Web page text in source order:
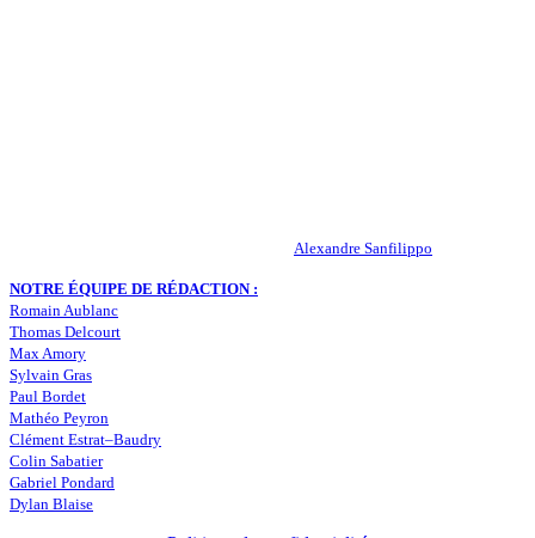
Alexandre Sanfilippo
NOTRE ÉQUIPE DE RÉDACTION :
Romain Aublanc
Thomas Delcourt
Max Amory
Sylvain Gras
Paul Bordet
Mathéo Peyron
Clément Estrat–Baudry
Colin Sabatier
Gabriel Pondard
Dylan Blaise